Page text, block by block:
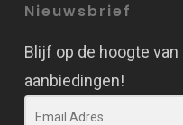
Nieuwsbrief
Blijf op de hoogte
aanbiedingen!